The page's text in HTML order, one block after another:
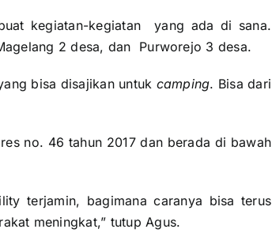
kegiatan-kegiatan yang ada di sana.
2 desa, dan Purworejo 3 desa.
bisa disajikan untuk camping. Bisa dari
no. 46 tahun 2017 dan berada di bawah
terjamin, bagimana caranya bisa terus
meningkat,” tutup Agus.